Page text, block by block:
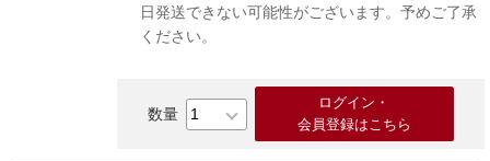
日発送できない可能性がございます。予めご了承
ください。
ログイン・
会員登録はこちら